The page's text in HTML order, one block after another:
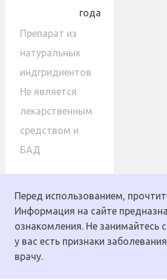
года
Препарат из
натуральных
индгридиентов
Не является
лекарственным
средством и
БАД
Перед использованием,
Информация на сайте
ознакомления. Не занимайтесь
у вас есть признаки
врачу.